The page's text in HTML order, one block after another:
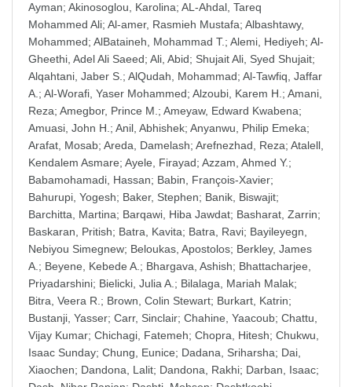
Ayman; Akinosoglou, Karolina; AL-Ahdal, Tareq
Mohammed Ali; Al-amer, Rasmieh Mustafa; Albashtawy,
Mohammed; AlBataineh, Mohammad T.; Alemi, Hediyeh; Al-
Gheethi, Adel Ali Saeed; Ali, Abid; Shujait Ali, Syed Shujait;
Alqahtani, Jaber S. ; AlQudah, Mohammad; Al-Tawfiq, Jaffar
A. ; Al-Worafi, Yaser Mohammed; Alzoubi, Karem H. ; Amani,
Reza; Amegbor, Prince M. ; Ameyaw, Edward Kwabena;
Amuasi, John H. ; Anil, Abhishek; Anyanwu, Philip Emeka;
Arafat, Mosab; Areda, Damelash; Arefnezhad, Reza; Atalell,
Kendalem Asmare; Ayele, Firayad; Azzam, Ahmed Y.;
Babamohamadi, Hassan; Babin, François-Xavier;
Bahurupi, Yogesh; Baker, Stephen; Banik, Biswajit;
Barchitta, Martina; Barqawi, Hiba Jawdat; Basharat, Zarrin;
Baskaran, Pritish; Batra, Kavita; Batra, Ravi; Bayileyegn,
Nebiyou Simegnew; Beloukas, Apostolos; Berkley, James
A. ; Beyene, Kebede A. ; Bhargava, Ashish; Bhattacharjee,
Priyadarshini; Bielicki, Julia A. ; Bilalaga, Mariah Malak;
Bitra, Veera R. ; Brown, Colin Stewart; Burkart, Katrin;
Bustanji, Yasser; Carr, Sinclair; Chahine, Yaacoub; Chattu,
Vijay Kumar; Chichagi, Fatemeh; Chopra, Hitesh; Chukwu,
Isaac Sunday; Chung, Eunice; Dadana, Sriharsha; Dai,
Xiaochen; Dandona, Lalit; Dandona, Rakhi; Darban, Isaac;